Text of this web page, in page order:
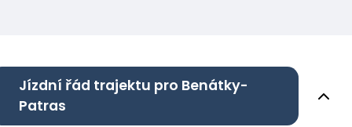
Jízdní řád trajektu pro Benátky-
Patras